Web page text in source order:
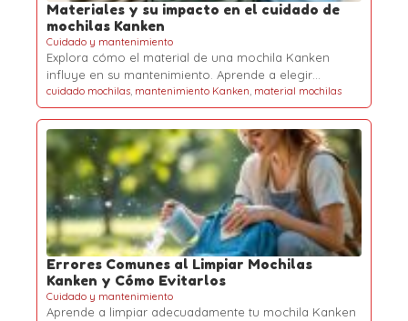
Materiales y su impacto en el cuidado de
mochilas Kanken
Cuidado y mantenimiento
Explora cómo el material de una mochila Kanken
influye en su mantenimiento. Aprende a elegir…
cuidado mochilas, mantenimiento Kanken, material mochilas
Errores Comunes al Limpiar Mochilas
Kanken y Cómo Evitarlos
Cuidado y mantenimiento
Aprende a limpiar adecuadamente tu mochila Kanken